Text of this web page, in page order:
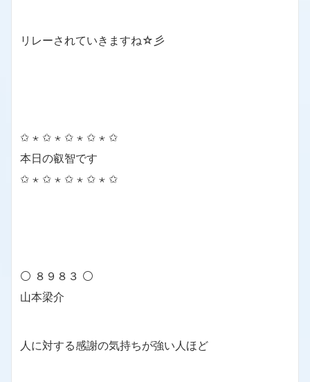
リレーされていきますね☆彡
✩ ⋆ ✩ ⋆ ✩ ⋆ ✩ ⋆ ✩
本日の叡智です
✩ ⋆ ✩ ⋆ ✩ ⋆ ✩ ⋆ ✩
⚪ ８９８３ ⚪
山本梁介
人に対する感謝の気持ちが強い人ほど